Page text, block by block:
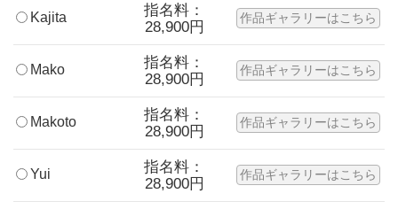
Kajita
指名料：
28,900円
作品ギャラリーはこちら
Mako
指名料：
28,900円
作品ギャラリーはこちら
Makoto
指名料：
28,900円
作品ギャラリーはこちら
Yui
指名料：
28,900円
作品ギャラリーはこちら